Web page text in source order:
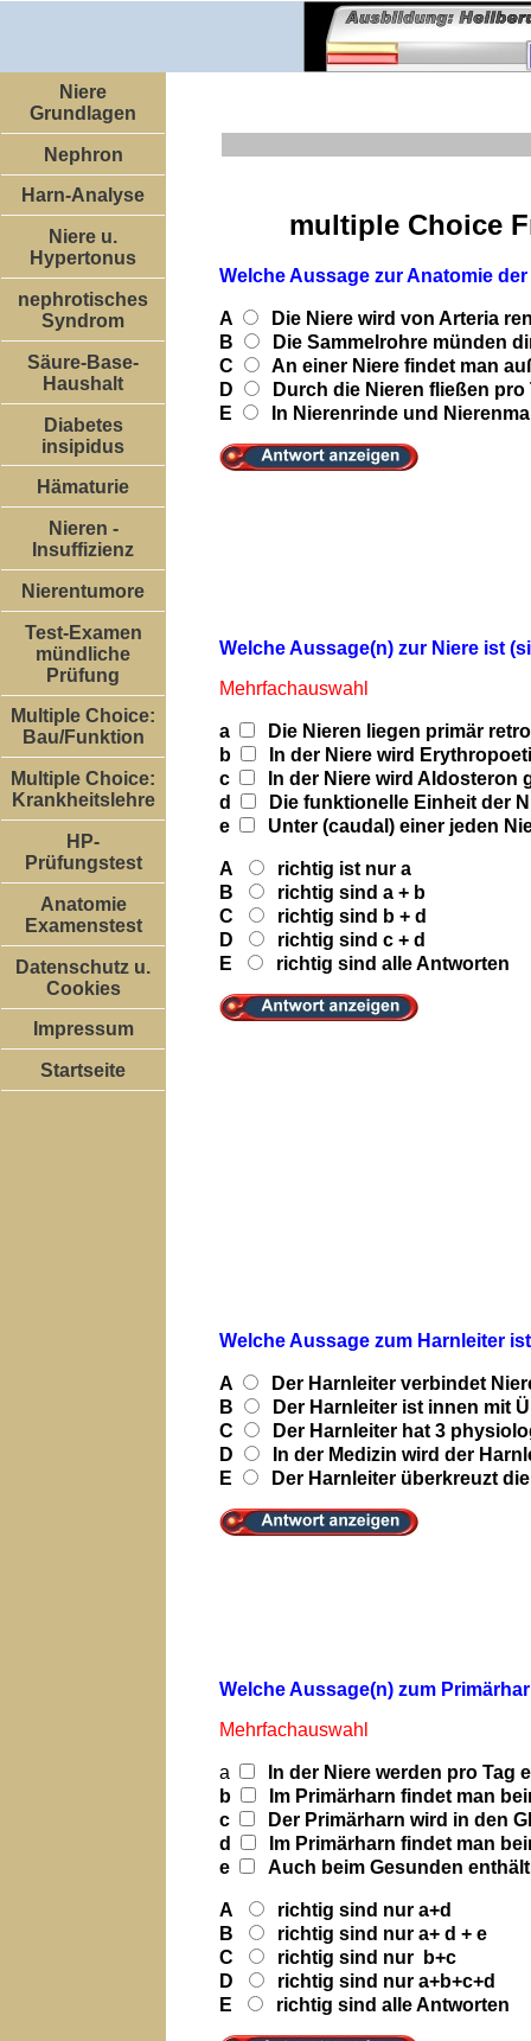
Niere
Grundlagen
Nephron
Harn-Analyse
Niere u.
Hypertonus
nephrotisches
Syndrom
Säure-Base-
Haushalt
Diabetes
insipidus
Hämaturie
Nieren -
Insuffizienz
Nierentumore
Test-Examen
mündliche
Prüfung
Multiple Choice:
Bau/Funktion
Multiple Choice:
Krankheitslehre
HP-
Prüfungstest
Anatomie
Examenstest
Datenschutz u.
Cookies
Impressum
Startseite
multiple Choice
Welche Aussage zur Anatomie
A
Die Niere wird von Arteria
B
Die Sammelrohre münden
C
An einer Niere findet man
D
Durch die Nieren fließen
E
In Nierenrinde und
Welche Aussage(n) zur Niere ist
Mehrfachauswahl
a
Die Nieren liegen primär
b
In der Niere wird
c
In der Niere wird Aldosteron
d
Die funktionelle Einheit der
e
Unter (caudal) einer jeden
A
richtig ist nur a
B
richtig sind a + b
C
richtig sind b + d
D
richtig sind c + d
E
richtig sind alle Antworten
Welche Aussage zum Harnleiter
A
Der Harnleiter verbindet
B
Der Harnleiter ist innen mit
C
Der Harnleiter hat 3
D
In der Medizin wird der
E
Der Harnleiter überkreuzt
Welche Aussage(n) zum
Mehrfachauswahl
a
In der Niere werden pro Tag
b
Im Primärharn findet man
c
Der Primärharn wird in den
d
Im Primärharn findet man
e
Auch beim Gesunden
A
richtig sind nur a+d
B
richtig sind nur a+ d + e
C
richtig sind nur b+c
D
richtig sind nur a+b+c+d
E
richtig sind alle Antworten